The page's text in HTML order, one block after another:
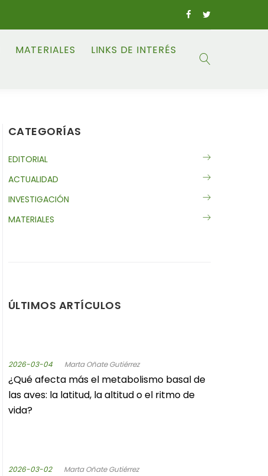
MATERIALES
LINKS DE INTERÉS
CATEGORÍAS
EDITORIAL
ACTUALIDAD
INVESTIGACIÓN
MATERIALES
ÚLTIMOS ARTÍCULOS
2026-03-04 Marta Oñate Gutiérrez
¿Qué afecta más el metabolismo basal de
las aves: la latitud, la altitud o el ritmo de
vida?
2026-03-02 Marta Oñate Gutiérrez